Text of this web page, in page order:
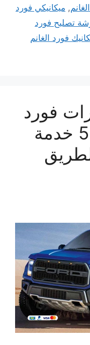
, ميكانيكي فورد
تصليح فورد
فورد الغانم
فورد
الغانم 52227338 خدمة